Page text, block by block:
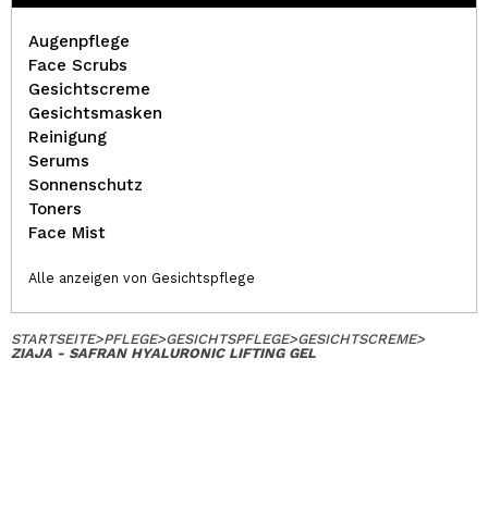
Augenpflege
Face Scrubs
Gesichtscreme
Gesichtsmasken
Reinigung
Serums
Sonnenschutz
Toners
Face Mist
Alle anzeigen von Gesichtspflege
STARTSEITE>PFLEGE>GESICHTSPFLEGE>GESICHTSCREME>
ZIAJA - SAFRAN HYALURONIC LIFTING GEL